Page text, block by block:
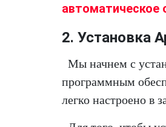
автоматическое
2. Установка
Мы начнем с
программным
легко настроено в